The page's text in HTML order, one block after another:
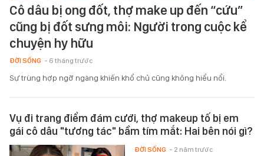
Cô dâu bị ong đốt, thợ make up đến “cứu”
cũng bị đốt sưng môi: Người trong cuộc kể
chuyện hy hữu
ĐỜI SỐNG - 6 tháng trước
Sự trùng hợp ngỡ ngàng khiến khổ chủ cũng không hiểu nổi.
Vụ đi trang điểm đám cưới, thợ makeup tố bị em
gái cô dâu "tương tác" bầm tím mắt: Hai bên nói gì?
ĐỜI SỐNG - 2 năm trước